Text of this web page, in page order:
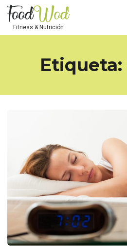
Fitness & Nutrición
Etiqueta: